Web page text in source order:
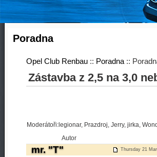
Poradna
Opel Club Renbau :: Poradna ::
Zástavba z 2,5 na 3,0
Moderátoři:legionar, Prazdroj, Jerry, jirka,
Autor
mr. "T" Thursday 21